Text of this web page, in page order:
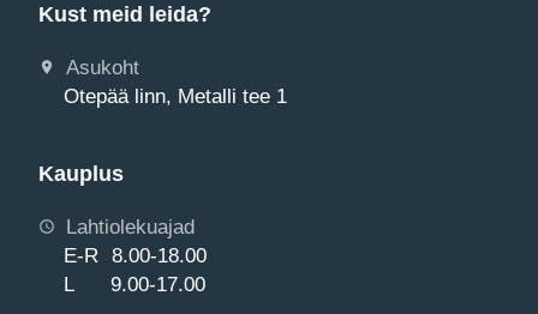
Kust meid leida?
Asukoht
Otepää linn, Metalli tee 1
Kauplus
Lahtiolekuajad
E-R 8.00-18.00
L 9.00-17.00